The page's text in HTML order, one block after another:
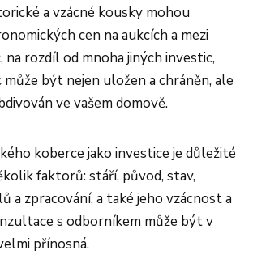
a vzácné kousky mohou
cen na aukcích a mezi
na rozdíl od mnoha jiných investic,
být nejen uložen a chráněn, ale
ve vašem domově.
koberce jako investice je důležité
faktorů: stáří, původ, stav,
a zpracování, a také jeho vzácnost a
s odborníkem může být v
přínosná.